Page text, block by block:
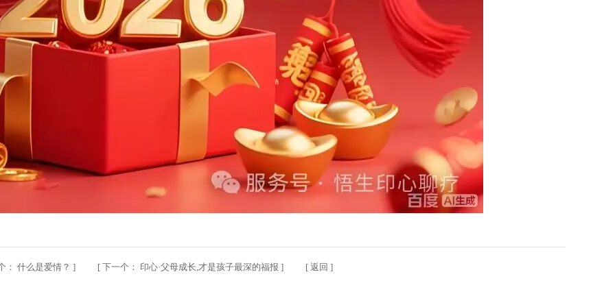
： 什么是爱情？ ] [ 下一个： 印心·父母成长,才是孩子最深的福报 ] [ 返回 ]